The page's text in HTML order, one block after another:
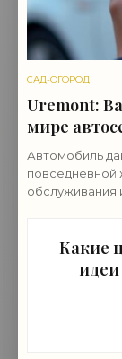
САД-ОГОРОД
Uremont:
мире
Автомобиль
повседневной
обслуживания
Какие